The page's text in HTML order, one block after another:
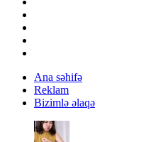
Ana səhifə
Reklam
Bizimlə əlaqə